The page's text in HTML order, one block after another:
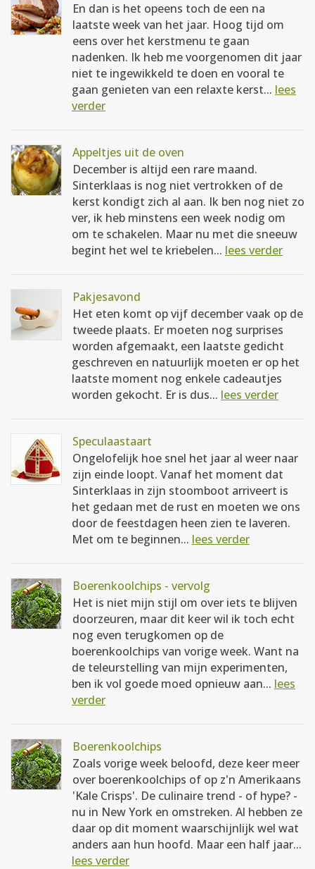
En dan is het opeens toch de een na
laatste week van het jaar. Hoog tijd om
eens over het kerstmenu te gaan
nadenken. Ik heb me voorgenomen dit jaar
niet te ingewikkeld te doen en vooral te
gaan genieten van een relaxte kerst... lees
verder
Appeltjes uit de oven
December is altijd een rare maand.
Sinterklaas is nog niet vertrokken of de
kerst kondigt zich al aan. Ik ben nog niet zo
ver, ik heb minstens een week nodig om
om te schakelen. Maar nu met die sneeuw
begint het wel te kriebelen... lees verder
Pakjesavond
Het eten komt op vijf december vaak op de
tweede plaats. Er moeten nog surprises
worden afgemaakt, een laatste gedicht
geschreven en natuurlijk moeten er op het
laatste moment nog enkele cadeautjes
worden gekocht. Er is dus... lees verder
Speculaastaart
Ongelofelijk hoe snel het jaar al weer naar
zijn einde loopt. Vanaf het moment dat
Sinterklaas in zijn stoomboot arriveert is
het gedaan met de rust en moeten we ons
door de feestdagen heen zien te laveren.
Met om te beginnen... lees verder
Boerenkoolchips - vervolg
Het is niet mijn stijl om over iets te blijven
doorzeuren, maar dit keer wil ik toch echt
nog even terugkomen op de
boerenkoolchips van vorige week. Want na
de teleurstelling van mijn experimenten,
ben ik vol goede moed opnieuw aan... lees
verder
Boerenkoolchips
Zoals vorige week beloofd, deze keer meer
over boerenkoolchips of op z'n Amerikaans
'Kale Crisps'. De culinaire trend - of hype? -
nu in New York en omstreken. Al hebben ze
daar op dit moment waarschijnlijk wel wat
anders aan hun hoofd. Maar een half jaar...
lees verder